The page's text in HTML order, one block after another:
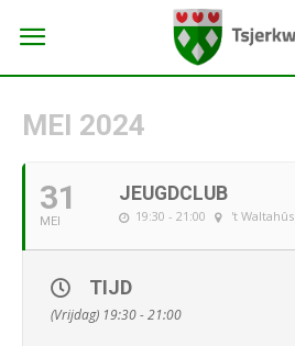
MEI 2024
31
MEI
JEUGDCLUB
19:30 - 21:00 't Waltahûs
TIJD
(Vrijdag) 19:30 - 21:00